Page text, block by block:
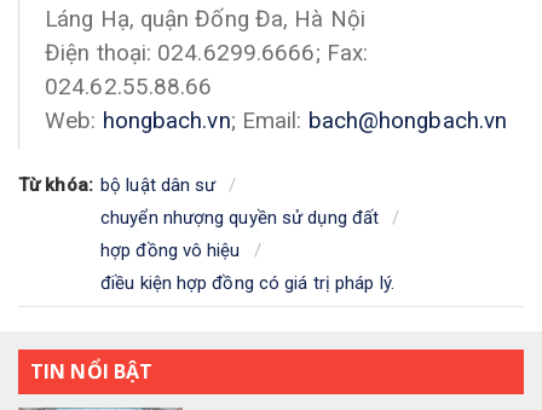
Láng Hạ, quận Đống Đa, Hà Nội
Điện thoại: 024.6299.6666; Fax:
024.62.55.88.66
Web: hongbach.vn; Email: bach@hongbach.vn
Từ khóa: bộ luật dân sư
chuyển nhượng quyền sử dụng đất
hợp đồng vô hiệu
điều kiện hợp đồng có giá trị pháp lý.
TIN NỔI BẬT